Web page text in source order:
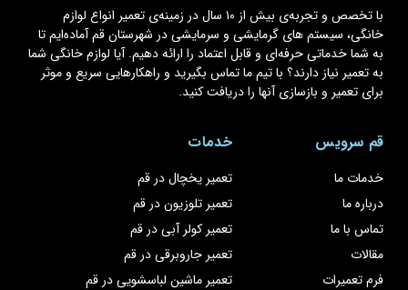
با تخصص و تجربه‌ی بیش از ۱۰ سال در زمینه‌ی تعمیر انواع لوازم
خانگی، سیستم های گرمایشی و سرمایشی در شهرستان قم آماده‌ایم تا
به شما خدماتی حرفه‌ای و قابل اعتماد را ارائه دهیم. آیا لوازم خانگی شما
به تعمیر نیاز دارند؟ با تیم ما تماس بگیرید و راهکارهایی سریع و موثر
برای تعمیر و بازسازی آنها را دریافت کنید.
قم سرویس
خدمات ما
درباره ما
تماس با ما
مقالات
فرم تعمیرات
خدمات
تعمیر یخچال در قم
تعمیر تلوزیون در قم
تعمیر کولر آبی در قم
تعمیر جاروبرقی در قم
تعمیر ماشین لباسشویی در قم